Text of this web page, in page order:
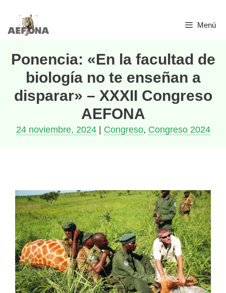
Menú
Ponencia: «En la facultad de
biología no te enseñan a
disparar» – XXXII Congreso
AEFONA
24 noviembre, 2024| Congreso, Congreso 2024